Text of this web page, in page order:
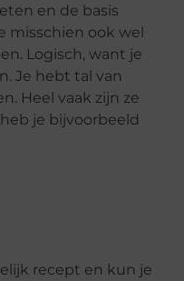
en de basis
misschien ook wel
Logisch, want je
Je hebt tal van
Heel vaak zijn ze
je bijvoorbeeld
recept en kun je